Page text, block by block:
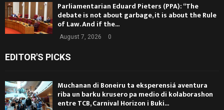
Parliamentarian Eduard Pieters (PPA): “The
debate is not about garbage, it is about the Rule
of Law. And if the...
August 7, 2026 0
EDITOR'S PICKS
Muchanan di Boneiru ta eksperensiá aventura
riba un barku krusero pa medio di kolaborashon
entre TCB, Carnival Horizon i Buki...